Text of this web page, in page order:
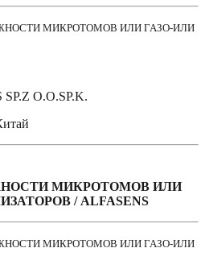
МИКРОТОМОВ ИЛИ ГАЗО-ИЛИ
SP.Z O.O.SP.K.
МИКРОТОМОВ ИЛИ
/ ALFASENS
МИКРОТОМОВ ИЛИ ГАЗО-ИЛИ